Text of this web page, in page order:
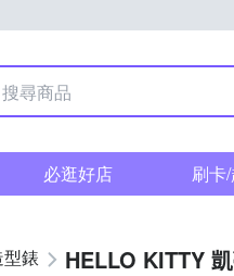
必逛好店 刷卡
錶 HELLO KITTY